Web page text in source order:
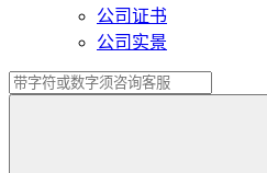
公司证书
公司实景